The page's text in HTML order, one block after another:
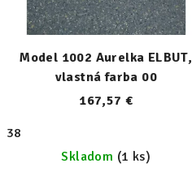
39
28
Model 1002 Aurelka ELBUT,
vlastná farba 00
167,57 €
38
Skladom (1 ks)